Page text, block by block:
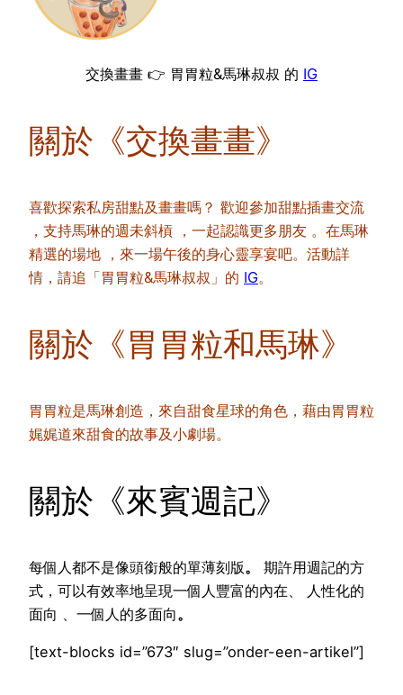
交換畫畫 👉 胃胃粒&馬琳叔叔 的 IG
關於《交換畫畫》
喜歡探索私房甜點及畫畫嗎？ 歡迎參加甜點插畫交流
，支持馬琳的週未斜槓 ，一起認識更多朋友 。在馬琳
精選的場地 ，來一場午後的身心靈享宴吧。活動詳
情，請追「胃胃粒&馬琳叔叔」的 IG。
關於《胃胃粒和馬琳》
胃胃粒是馬琳創造，來自甜食星球的角色，藉由胃胃粒
娓娓道來甜食的故事及小劇場。
關於《來賓週記》
每個人都不是像頭銜般的單薄刻版。
期許用週記的方
式，可以有效率地呈現一個人豐富的內在、 人性化的
面向 、一個人的多面向。
[text-blocks id=”673″ slug=”onder-een-artikel”]